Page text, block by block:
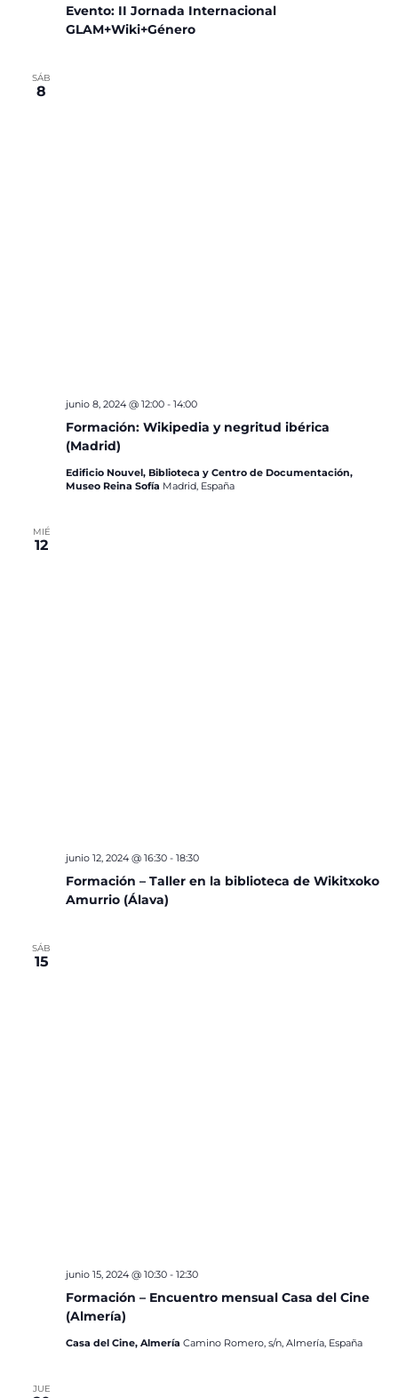
Evento: II Jornada Internacional
GLAM+Wiki+Género
SÁB
8
Formación: Wikipedia y negritud ibérica
(Madrid)
junio 8, 2024 @ 12:00- 14:00
Edificio Nouvel, Biblioteca y Centro de Documentación,
Museo Reina Sofía Madrid, España
MIÉ
12
Formación – Taller en la biblioteca de Wikitxoko
Amurrio (Álava)
junio 12, 2024 @ 16:30- 18:30
SÁB
15
Formación – Encuentro mensual Casa del Cine
(Almería)
junio 15, 2024 @ 10:30- 12:30
Casa del Cine, Almería Camino Romero, s/n, Almería, España
JUE